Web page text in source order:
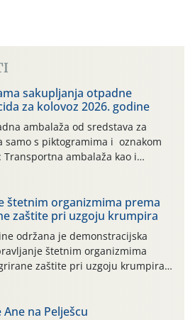
sakupljanja otpadne
za kolovoz 2026. godine
ambalaža od sredstava za
samo s piktogramima i oznakom
Transportna ambalaža kao i
koji nisu sredstva za zaštitu
mineralnih gnojiva,) se ne
je osiguran besplatni povrat
ovih tvrtki: AGROCHEM-MAKS,
TKI* (PINUS […]
štetnim organizmima prema
zaštite pri uzgoju krumpira
održana je demonstracijska
štetnim organizmima
zaštite pri uzgoju krumpira"
kraj naselja Belica (ARKOD
dio Međimurske županije).
na Pelješcu